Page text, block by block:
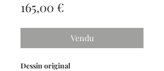
165,00 €
Vendu
Dessin original